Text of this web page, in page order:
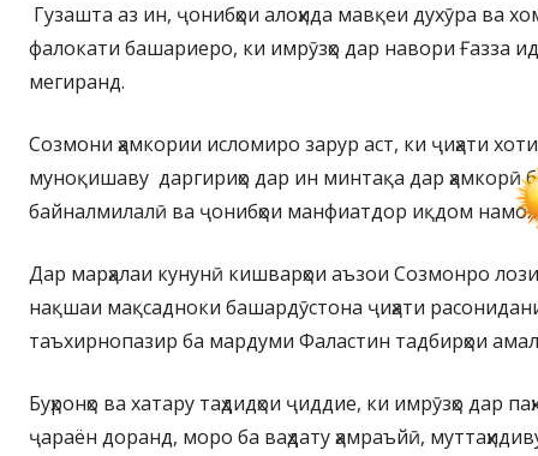
Гузашта аз ин, ҷонибҳои алоҳида мавқеи духӯра ва
фалокати башариеро, ки имрӯзҳо дар навори Ғазза
мегиранд.
Созмони ҳамкории исломиро зарур аст, ки ҷиҳати
муноқишаву даргириҳо дар ин минтақа дар ҳамкорӣ
байналмилалӣ ва ҷонибҳои манфиатдор иқдом
Дар марҳалаи кунунӣ кишварҳои аъзои Созмонро
нақшаи мақсадноки башардӯстона ҷиҳати
таъхирнопазир ба мардуми Фаластин тадбирҳои
Буҳронҳо ва хатару таҳдидҳои ҷиддие, ки имрӯзҳо дар
ҷараён доранд, моро ба ваҳдату ҳамраъйӣ,